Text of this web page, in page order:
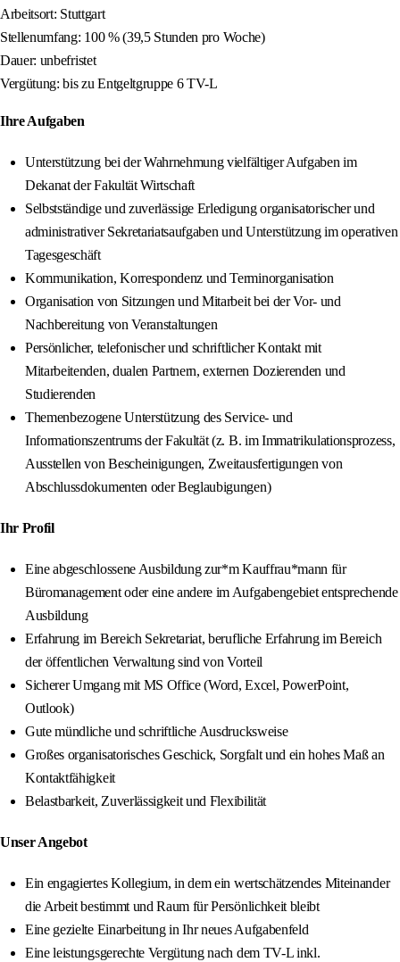
Arbeitsort: Stuttgart
Stellenumfang: 100 % (39,5 Stunden pro Woche)
Dauer: unbefristet
Vergütung: bis zu Entgeltgruppe 6 TV-L
Ihre Aufgaben
Unterstützung bei der Wahrnehmung vielfältiger Aufgaben im
Dekanat der Fakultät Wirtschaft
Selbstständige und zuverlässige Erledigung organisatorischer und
administrativer Sekretariatsaufgaben und Unterstützung im operativen
Tagesgeschäft
Kommunikation, Korrespondenz und Terminorganisation
Organisation von Sitzungen und Mitarbeit bei der Vor- und
Nachbereitung von Veranstaltungen
Persönlicher, telefonischer und schriftlicher Kontakt mit
Mitarbeitenden, dualen Partnern, externen Dozierenden und
Studierenden
Themenbezogene Unterstützung des Service- und
Informationszentrums der Fakultät (z. B. im Immatrikulationsprozess,
Ausstellen von Bescheinigungen, Zweitausfertigungen von
Abschlussdokumenten oder Beglaubigungen)
Ihr Profil
Eine abgeschlossene Ausbildung zur*m Kauffrau*mann für
Büromanagement oder eine andere im Aufgabengebiet entsprechende
Ausbildung
Erfahrung im Bereich Sekretariat, berufliche Erfahrung im Bereich
der öffentlichen Verwaltung sind von Vorteil
Sicherer Umgang mit MS Office (Word, Excel, PowerPoint,
Outlook)
Gute mündliche und schriftliche Ausdrucksweise
Großes organisatorisches Geschick, Sorgfalt und ein hohes Maß an
Kontaktfähigkeit
Belastbarkeit, Zuverlässigkeit und Flexibilität
Unser Angebot
Ein engagiertes Kollegium, in dem ein wertschätzendes Miteinander
die Arbeit bestimmt und Raum für Persönlichkeit bleibt
Eine gezielte Einarbeitung in Ihr neues Aufgabenfeld
Eine leistungsgerechte Vergütung nach dem TV-L inkl.